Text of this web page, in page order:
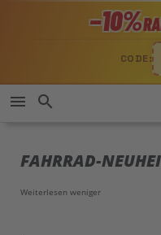
−10%
CODE:
menu search
FAHRRAD-
Weiterlesen weniger